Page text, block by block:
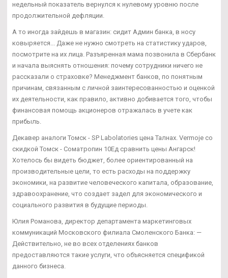
недельный показатель вернулся к нулевому уровню после
продолжительной дефляции.
А то иногда зайдешь в магазин: сидит Админ банка, в носу
ковыряется... Даже не нужно смотреть на статистику ударов,
посмотрите на их лица. Разъяренная мама позвонила в Сбербанк
и начала выяснять отношения: почему сотрудники ничего не
рассказали о страховке? Менеджмент банков, по понятным
причинам, связанным с личной заинтересованностью и оценкой
их деятельности, как правило, активно добивается того, чтобы
финансовая помощь акционеров отражалась в учете как
прибыль.
Декавер аналоги Томск - SP Labolatories цена Талнах. Vermoje со
скидкой Томск - Cоматропин 10Ед сравнить цены Ангарск!
Хотелось бы видеть бюджет, более ориентированный на
производительные цели, то есть расходы на поддержку
экономики, на развитие человеческого капитала, образование,
здравоохранение, что создает задел для экономического и
социального развития в будущие периоды.
Юлия Романова, директор департамента маркетинговых
коммуникаций Московского филиала Смоленского Банка: —
Действительно, не во всех отделениях банков
предоставляются такие услуги, что объясняется спецификой
данного бизнеса.